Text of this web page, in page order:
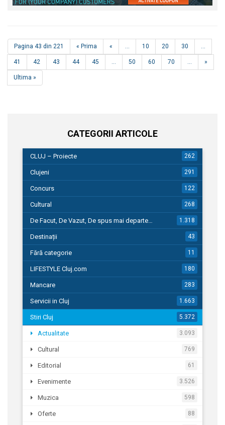
Pagina 43 din 221 « Prima « ... 10 20 30 ...
41 42 43 44 45 ... 50 60 70 ... »
Ultima »
CATEGORII ARTICOLE
CLUJ – Proiecte 262
Clujeni 291
Concurs 122
Cultural 268
De Facut, De Vazut, De spus mai departe… 1.318
Destinații 43
Fără categorie 11
LIFESTYLE Cluj.com 180
Mancare 283
Servicii in Cluj 1.663
Stiri Cluj 5.372
Actualitate 3.093
Cultural 769
Editorial 61
Evenimente 3.526
Muzica 598
Oferte 88